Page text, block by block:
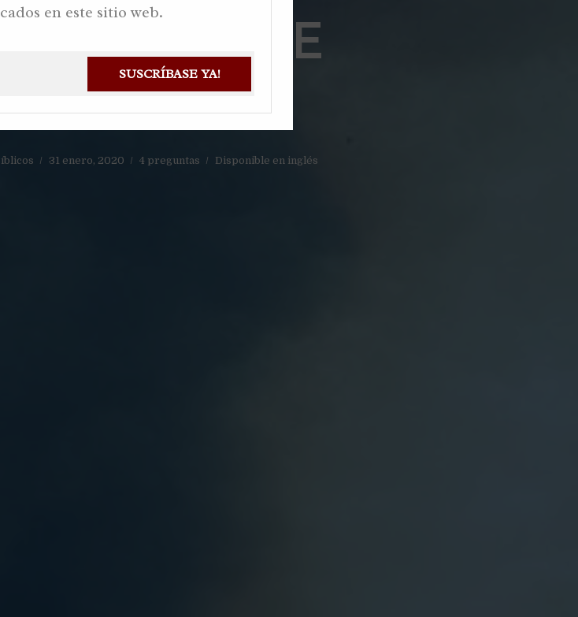
VENIDA DE
31 enero, 2020 4 preguntas Disponible en inglés
SUSCRÍBASE YA!
en este sitio web.